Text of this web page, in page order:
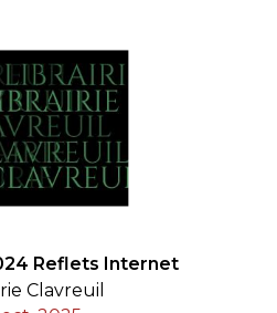
Reflets Internet
Clavreuil